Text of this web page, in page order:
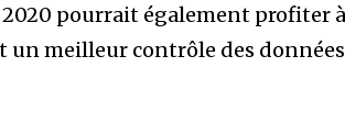
pourrait également profiter
meilleur contrôle des